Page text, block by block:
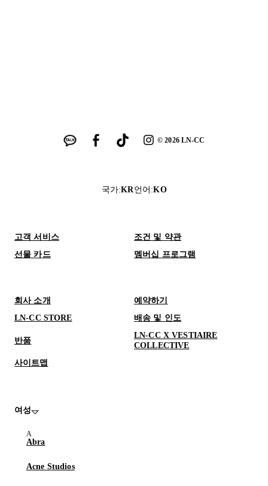
©2026LN-CC
국가:KR언어 :KO
고객 서비스
조건 및 약관
선물 카드
멤버십 프로그램
회사 소개
예약하기
LN-CC STORE
배송 및 인도
반품
LN-CC X VESTIAIRE
COLLECTIVE
사이트맵
여성
Abra
Acne Studios